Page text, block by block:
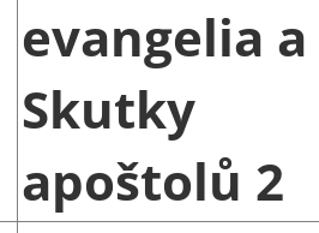
evangelia a
Skutky
apoštolů 2